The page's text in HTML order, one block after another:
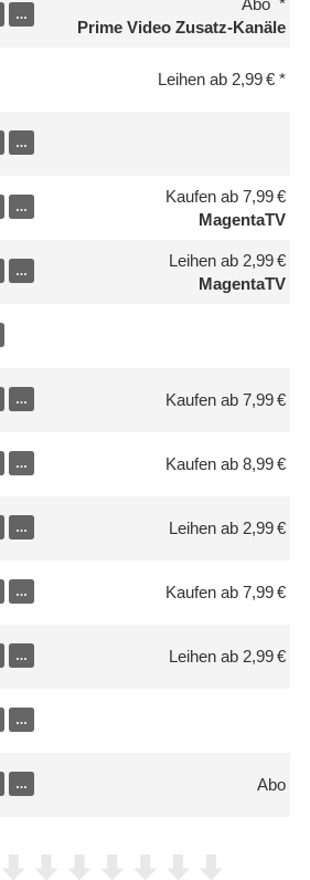
…
Abo
Prime Video Zusatz-Kanäle
Leihen ab 2,99 €
…
…
Kaufen ab 7,99 €
MagentaTV
…
Leihen ab 2,99 €
MagentaTV
… Kaufen ab 7,99 €
… Kaufen ab 8,99 €
… Leihen ab 2,99 €
… Kaufen ab 7,99 €
… Leihen ab 2,99 €
…
… Abo